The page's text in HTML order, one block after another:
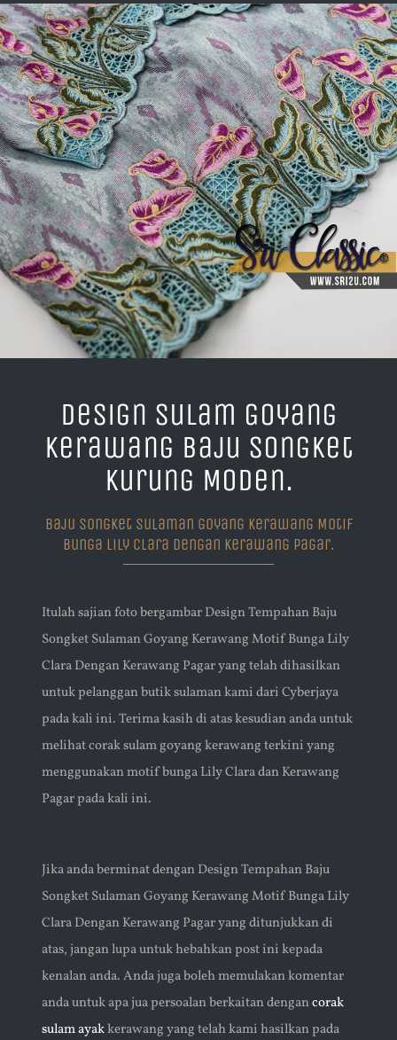
Design Sulam Goyang
Kerawang Baju Songket
Kurung Moden.
Baju Songket Sulaman Goyang Kerawang Motif
Bunga Lily Clara Dengan Kerawang Pagar.
Itulah sajian foto bergambar Design Tempahan Baju
Songket Sulaman Goyang Kerawang Motif Bunga Lily
Clara Dengan Kerawang Pagar yang telah dihasilkan
untuk pelanggan butik sulaman kami dari Cyberjaya
pada kali ini. Terima kasih di atas kesudian anda untuk
melihat corak sulam goyang kerawang terkini yang
menggunakan motif bunga Lily Clara dan Kerawang
Pagar pada kali ini.
Jika anda berminat dengan Design Tempahan Baju
Songket Sulaman Goyang Kerawang Motif Bunga Lily
Clara Dengan Kerawang Pagar yang ditunjukkan di
atas, jangan lupa untuk hebahkan post ini kepada
kenalan anda. Anda juga boleh memulakan komentar
anda untuk apa jua persoalan berkaitan dengancorak
sulam ayakkerawang yang telah kami hasilkan pada